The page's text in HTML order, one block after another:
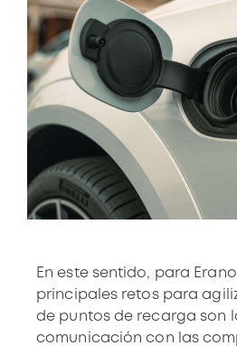
En este sentido, para
principales retos para
de puntos de recarga son
comunicación con las